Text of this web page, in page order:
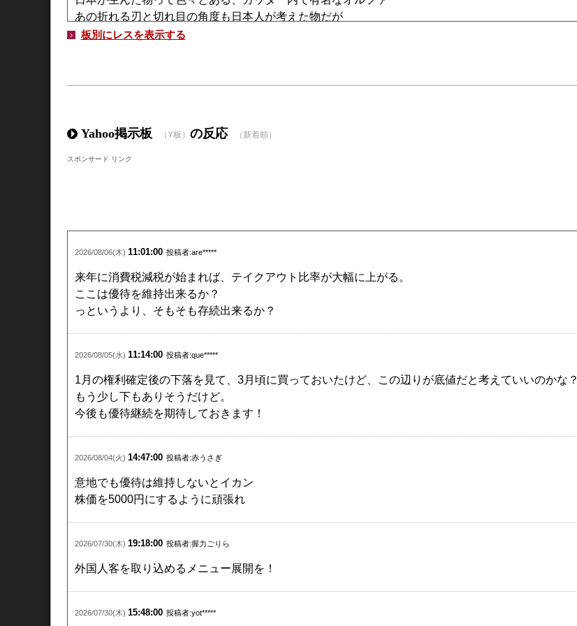
あの折れる刃と切れ目の角度も日本人が考えた物だが
発想の元は、アメリカ兵が配っていた割れる筋の入ってるチョコレート
ちなみに、日本では餃子って言ったら焼き餃子が主流だが
【速報】急騰・急落銘柄報告スレ19387
389:山師さん＠トレード中 ：2026/07/31(金) 15:42:49 ID:ZLO7S34k0.net
餃子の王将営利-52.8%(´・ω・｀)
167:山師さん＠トレード中 ：2026/07/30(木)
そういえば最近餃子食べてないな(´・ω・｀)
114:山師さん＠トレード中 ：2026/07/30(木)21:02:53 ID:SzOg4Vjd0.net
冷凍の大阪王将の餃子は前と味変わったような気がする(´・ω・｀)
【速報】急騰・急落銘柄報告スレ19384 より
111:山師さん＠トレード中 ：2026/07/30(木)21:01:45 ID:LO41Rgpw0.net
https://i.imgur.com/54YWOvN.png
この大阪王将の冷凍餃子はにんにくがかなり強くて胃が痛くなるレベル(´・ω・`)
【速報】急騰・急落銘柄報告スレ19384
板別にレスを表示する
Yahoo掲示板 （Y板） の反応 （新着順）
スポンサード リンク
2026/08/06(木) 11:01:00 投稿者:are*****
来年に消費税減税が始まれば、テイクアウト比率が大幅に上がる。
ここは優待を維持出来るか？
っというより、そもそも存続出来るか？
2026/08/05(水) 11:14:00 投稿者:que*****
1月の権利確定後の下落を見て、3月頃に買っておいたけど、この辺りが底値だと考えていいのかな？
もう少し下もありそうだけど。
今後も優待継続を期待しておきます！
2026/08/04(火) 14:47:00 投稿者:赤うさぎ
意地でも優待は維持しないとイカン
株価を5000円にするように頑張れ
2026/07/30(木) 19:18:00 投稿者:握力ごりら
外国人客を取り込めるメニュー展開を！
2026/07/30(木) 15:48:00 投稿者:yot*****